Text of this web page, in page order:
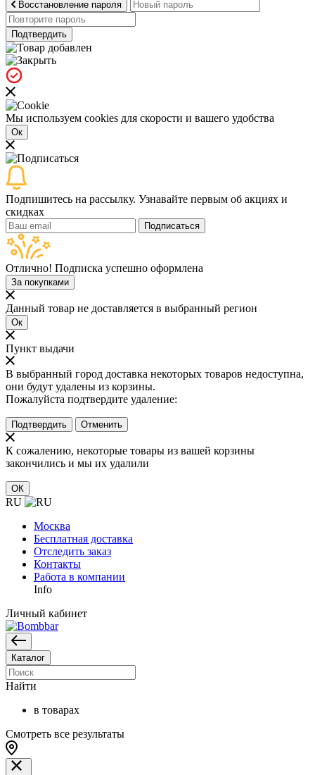
Восстановление пароля
Подтвердить
Мы используем cookies для скорости и вашего удобства
Ок
Подпишитесь на рассылку. Узнавайте первым об акциях и
скидках
Подписаться
Отлично! Подписка успешно оформлена
За покупками
Данный товар не доставляется в выбранный регион
Ок
Пункт выдачи
В выбранный город доставка некоторых товаров недоступна,
они будут удалены из корзины.
Пожалуйста подтвердите удаление:
Подтвердить Отменить
К сожалению, некоторые товары из вашей корзины
закончились и мы их удалили
ОК
RU
Москва
Бесплатная доставка
Отследить заказ
Контакты
Работа в компании
Info
Личный кабинет
Каталог
Найти
в товарах
Смотреть все результаты